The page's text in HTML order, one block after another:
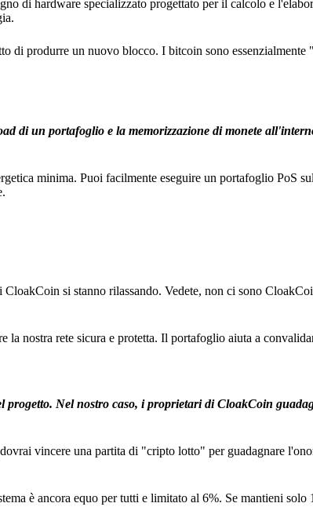
di hardware specializzato progettato per il calcolo e
di produrre un nuovo blocco. I bitcoin sono essenzialmente
di un portafoglio e la memorizzazione di monete
minima. Puoi facilmente eseguire un portafoglio PoS
si stanno rilassando. Vedete, non ci sono
la nostra rete sicura e protetta. Il portafoglio aiuta a
Nel nostro caso, i proprietari di CloakCoin
vincere una partita di "cripto lotto" per guadagnare
è ancora equo per tutti e limitato al 6%. Se mantieni solo